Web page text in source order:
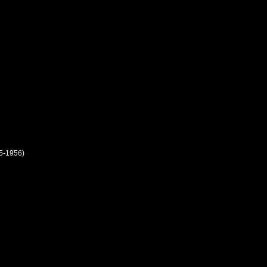
1956)